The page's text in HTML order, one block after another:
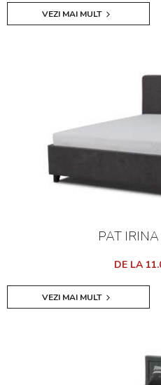
VEZI MAI MULT
PAT
DE LA
VEZI MAI MULT